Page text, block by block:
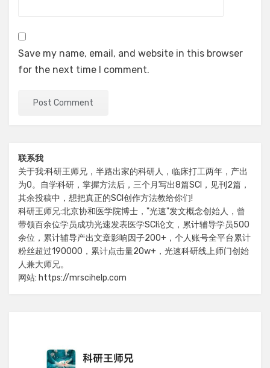
Save my name, email, and website in this browser
for the next time I comment.
联系我
关于我:科研王师兄，半路出家的科研人，临床打工两年，产出
为0。自学科研，掌握方法后，三个月写出8篇SCI，见刊2篇，
其余投稿中，想把真正的SCI创作方法教给你们!
科研王师兄:北京协和医学院博士，"光速"发文概念创始人，曾
带领百余位学员成功光速发表医学SCI论文，累计辅导学员500
余位，累计辅导产出文章影响因子200+，个人账号全平台累计
粉丝超过190000，累计点击量20w+，光速科研线上师门创始
人兼大师兄。
网站: https://mrscihelp.com